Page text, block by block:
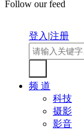
Follow our feed
登入|注册
频 道
科技
摄影
影音